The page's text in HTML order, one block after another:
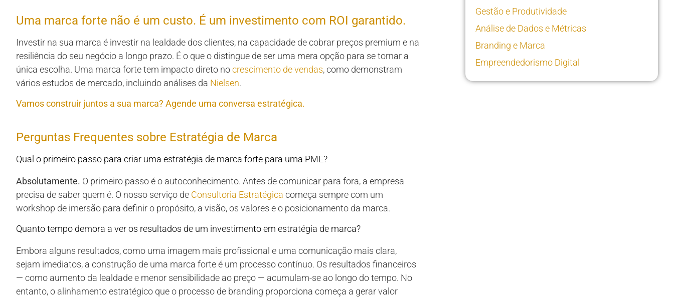
Uma marca forte não é um custo. É um investimento com ROI garantido.
Investir na sua marca é investir na lealdade dos clientes, na capacidade de cobrar preços premium e na
resiliência do seu negócio a longo prazo. É o que o distingue de ser uma mera opção para se tornar a
única escolha. Uma marca forte tem impacto direto nocrescimento de vendas, como demonstram
vários estudos de mercado, incluindo análises da Nielsen.
Vamos construir juntos a sua marca? Agende uma conversa estratégica.
Perguntas Frequentes sobre Estratégia de Marca
Qual o primeiro passo para criar uma estratégia de marca forte para uma PME?
Absolutamente. O primeiro passo é o autoconhecimento. Antes de comunicar para fora, a empresa
precisa de saber quem é. O nosso serviço de Consultoria Estratégica começa sempre com um
workshop de imersão para definir o propósito, a visão, os valores e o posicionamento da marca.
Quanto tempo demora a ver os resultados de um investimento em estratégia de marca?
Embora alguns resultados, como uma imagem mais profissional e uma comunicação mais clara,
sejam imediatos, a construção de uma marca forte é um processo contínuo. Os resultados financeiros
— como aumento da lealdade e menor sensibilidade ao preço — acumulam-se ao longo do tempo. No
entanto, o alinhamento estratégico que o processo de branding proporciona começa a gerar valor
Gestão e Produtividade
Análise de Dados e Métricas
Branding e Marca
Empreendedorismo Digital